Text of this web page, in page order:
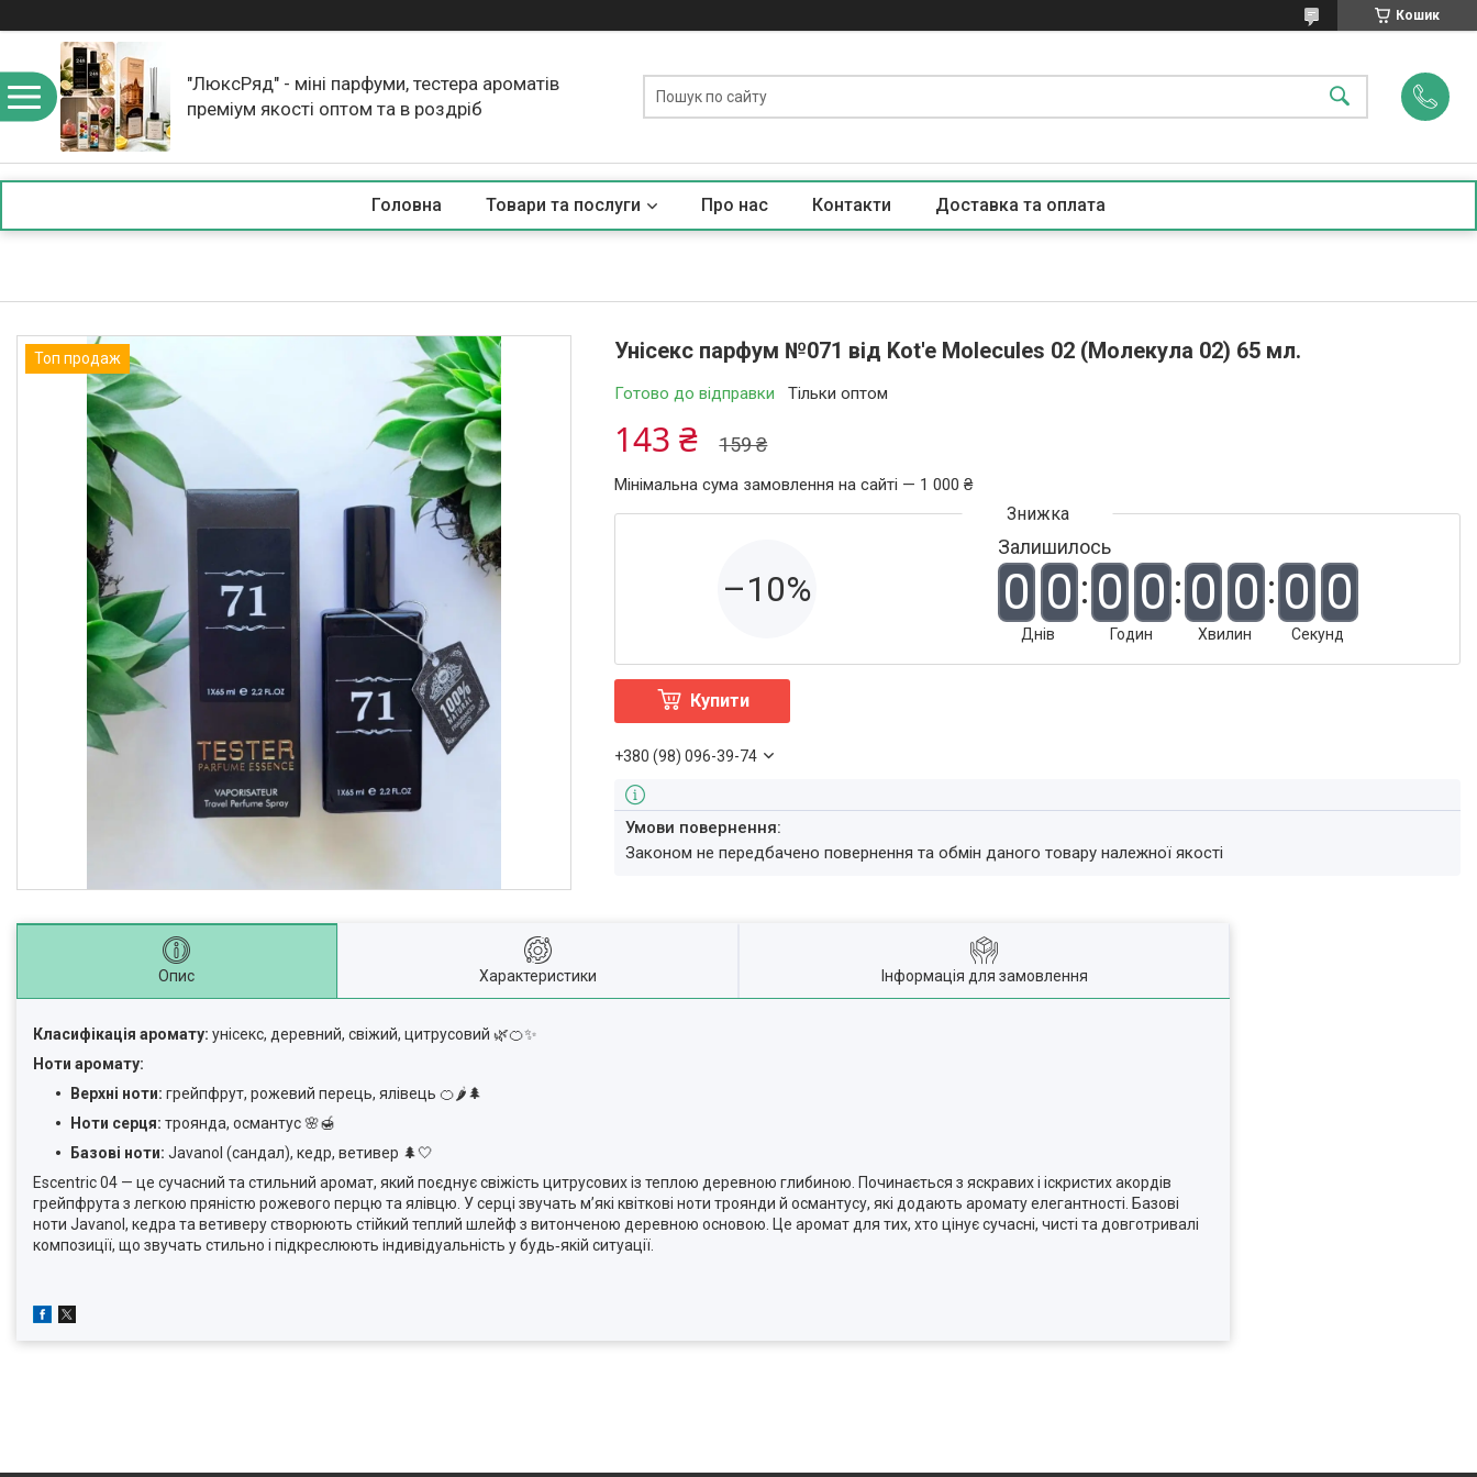
Кошик
"ЛюксРяд" - міні парфуми, тестера ароматів
преміум якості оптом та в роздріб
Головна Товари та послуги Про нас Контакти Доставка та оплата
Топ продаж Унісекс парфум №071 від Kot'e Molecules 02 (Молекула 02) 65 мл.
Готово до відправки Тільки оптом
159 ₴
143 ₴
Мінімальна сума замовлення на сайті — 1 000 ₴
–10%
Залишилось
0 0
Днів
0 0
Годин
0 0
Хвилин
0 0
Секунд
Купити
+380 (98) 096-39-74
Законом не передбачено повернення та обмін даного товару належної якості
Опис Характеристики Інформація для замовлення
Класифікація аромату: унісекс, деревний, свіжий, цитрусовий 🌿🍊✨
Ноти аромату:
Верхні ноти: грейпфрут, рожевий перець, ялівець 🍊🌶️🌲
Ноти серця: троянда, османтус 🌸🍯
Базові ноти: Javanol (сандал), кедр, ветивер 🌲🤍
Escentric 04 — це сучасний та стильний аромат, який поєднує свіжість цитрусових із теплою деревною глибиною. Починається з яскравих і іскристих акордів
грейпфрута з легкою пряністю рожевого перцю та ялівцю. У серці звучать м’які квіткові ноти троянди й османтусу, які додають аромату елегантності. Базові
ноти Javanol, кедра та ветиверу створюють стійкий теплий шлейф з витонченою деревною основою. Це аромат для тих, хто цінує сучасні, чисті та довготривалі
композиції, що звучать стильно і підкреслюють індивідуальність у будь‑якій ситуації.